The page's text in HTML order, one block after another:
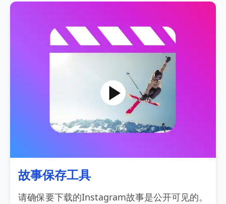
故事保存工具
请确保要下载的Instagram故事是公开可见的。